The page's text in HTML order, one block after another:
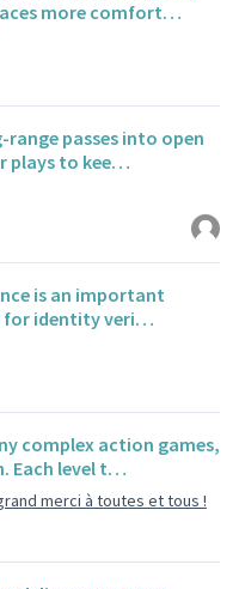
more comfort…
range passes into open
plays to kee…
is an important
for identity veri…
complex action games,
Each level t…
merci à toutes et tous !